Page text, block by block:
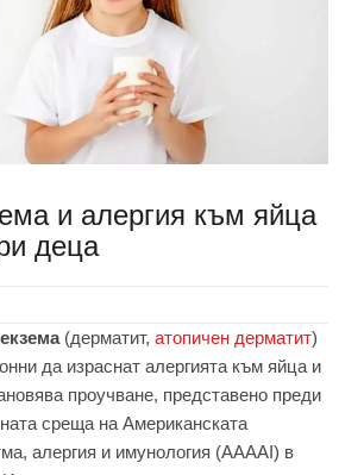
и алергия към яйца
деца
(дерматит, атопичен дерматит)
да израснат алергията към яйца и
проучване, представено преди
среща на Американската
алергия и имунология (AAAAI) в